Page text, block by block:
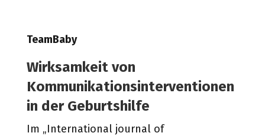
TeamBaby
Wirksamkeit von
Kommunikationsinterventionen
in der Geburtshilfe
Im „International journal of